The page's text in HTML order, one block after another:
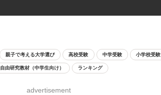
親子で考える大学選び 高校受験 中学受験 小学校受験
自由研究教材（中学生向け） ランキング
advertisement